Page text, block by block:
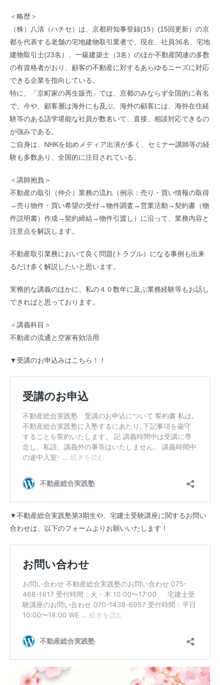
＜略歴＞
（株）八清（ハチセ）は、京都府知事登録(15）(15回更新）の京
都を代表する老舗の宅地建物取引業者で、現在、社員36名、宅地
建物取引士(23名）、一級建築士（3名）のほか不動産関連の多数
の有資格者がおり、顧客の不動産に対するあらゆるニーズに対応
できる企業を指向している。
特に、「京町家の再生販売」では、京都のみならず全国的に有名
で、今や、顧客層は海外にも及ぶ。海外の顧客には、海外在住経
験等のある語学堪能な社員が数名いて、直接、相談対応できるの
が強みである。
ご自身は、NHKを始めメディア出演が多く、セミナー講師等の経
験も多数あり、全国的に注目されている。
＜講師抱負＞
不動産の取引（仲介）業務の流れ（例示：売り・買い情報の取得
→売り物件・買い希望の受付→物件調査→営業活動→契約書（物
件説明書）作成→契約締結→物件引渡し）に沿って、業務内容と
注意点を解説します。
不動産取引業務において良く問題(トラブル）になる事例も出来
るだけ多く解説したいと思います。
実務的な講義のほかに、私の４０数年に及ぶ業務経験等もお話し
できればと思っております。
＜講義科目＞
不動産の流通と空家有効活用
▼受講のお申込みはこちら！！
▼不動産総合実践塾第3期生や、宅建士受験講座に関するお問い
合わせは、以下のフォームよりお願いいたします！